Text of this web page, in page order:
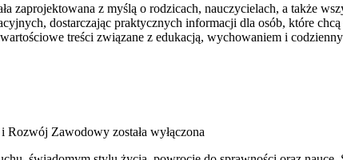
zaprojektowana z myślą o rodzicach, nauczycielach, a także
dostarczając praktycznych informacji dla osób, które
treści związane z edukacją, wychowaniem i
i Rozwój Zawodowy została wyłączona